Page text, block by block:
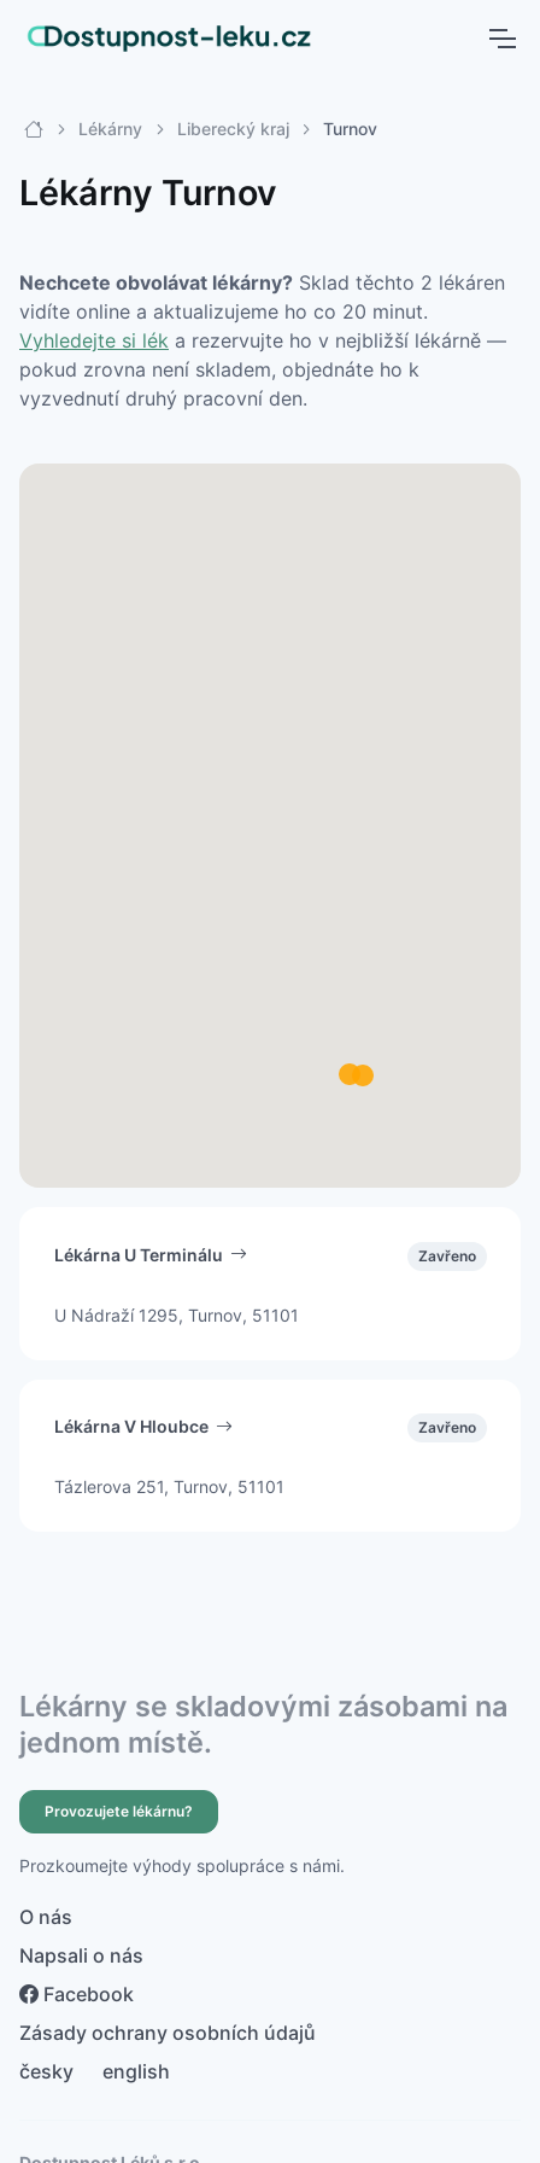
Lékárny Liberecký kraj Turnov
Lékárny Turnov
Nechcete obvolávat lékárny? Sklad těchto 2 lékáren
vidíte online a aktualizujeme ho co 20 minut.
Vyhledejte si lék a rezervujte ho v nejbližší lékárně —
pokud zrovna není skladem, objednáte ho k
vyzvednutí druhý pracovní den.
Lékárna U Terminálu Zavřeno
U Nádraží 1295, Turnov, 51101
Lékárna V Hloubce Zavřeno
Tázlerova 251, Turnov, 51101
Lékárny se skladovými zásobami na
jednom místě.
Provozujete lékárnu?
Prozkoumejte výhody spolupráce s námi.
O nás
Napsali o nás
Facebook
Zásady ochrany osobních údajů
česky
english